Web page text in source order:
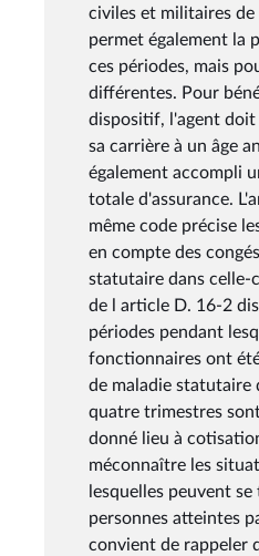
civiles et militaires
permet également la
ces périodes, mais
différentes. Pour
dispositif, l'agent doit
sa carrière à un âge
également accompli
totale d'assurance.
même code précise
en compte des
statutaire dans celle-
de l article D. 16-2
périodes pendant
fonctionnaires ont
de maladie statutaire
quatre trimestres
donné lieu à
méconnaître les
lesquelles peuvent
personnes atteintes
convient de rappeler